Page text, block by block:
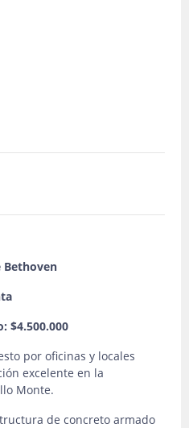
Bethoven
$4.500.000
por oficinas y locales
excelente en la
Monte.
de concreto armado